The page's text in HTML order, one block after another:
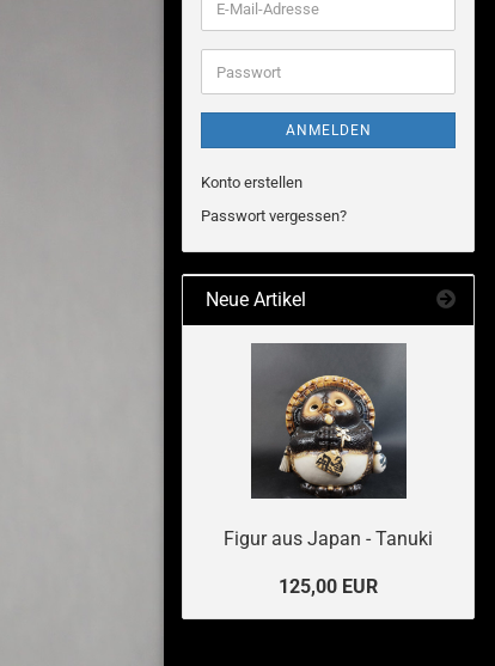
E-
Mail-
Adresse
Passwort
ANMELDEN
Konto erstellen
Passwort vergessen?
Neue Artikel
Figur aus Japan - Tanuki
125,00 EUR